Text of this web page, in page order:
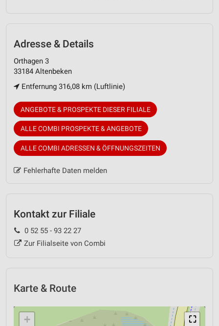
Adresse & Details
Orthagen 3
33184 Altenbeken
Entfernung 316,08 km (Luftlinie)
ANGEBOTE & PROSPEKTE DIESER FILIALE
ALLE COMBI PROSPEKTE & ANGEBOTE
ALLE COMBI ADRESSEN & ÖFFNUNGSZEITEN
Fehlerhafte Daten melden
Kontakt zur Filiale
0 52 55 - 93 22 27
Zur Filialseite von Combi
Karte & Route
⛶
+